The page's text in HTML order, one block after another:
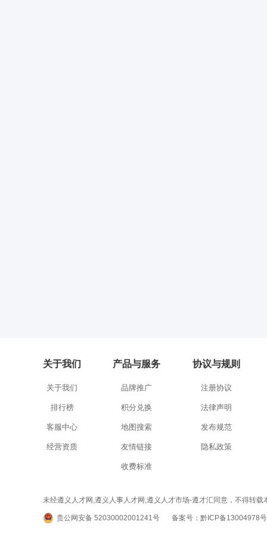
关于我们
关于我们
排行榜
客服中心
经营资质
产品与服务
品牌推广
积分兑换
地图搜索
友情链接
收费标准
协议与规则
注册协议
法律声明
发布规范
隐私政策
未经遵义人才网,遵义人事人才网,遵义人才市场-遵才汇同意，不得转
贵公网安备 52030002001241号 备案号：黔ICP备13004978